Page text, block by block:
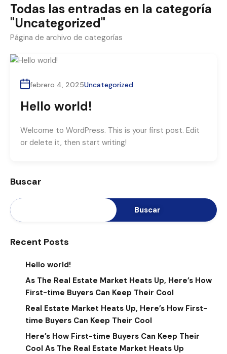
Todas las entradas en la categoría
"Uncategorized"
Página de archivo de categorías
febrero 4, 2025Uncategorized
Hello world!
Welcome to WordPress. This is your first post. Edit
or delete it, then start writing!
Buscar
Buscar
Recent Posts
Hello world!
As The Real Estate Market Heats Up, Here’s How
First-time Buyers Can Keep Their Cool
Real Estate Market Heats Up, Here’s How First-
time Buyers Can Keep Their Cool
Here’s How First-time Buyers Can Keep Their
Cool As The Real Estate Market Heats Up